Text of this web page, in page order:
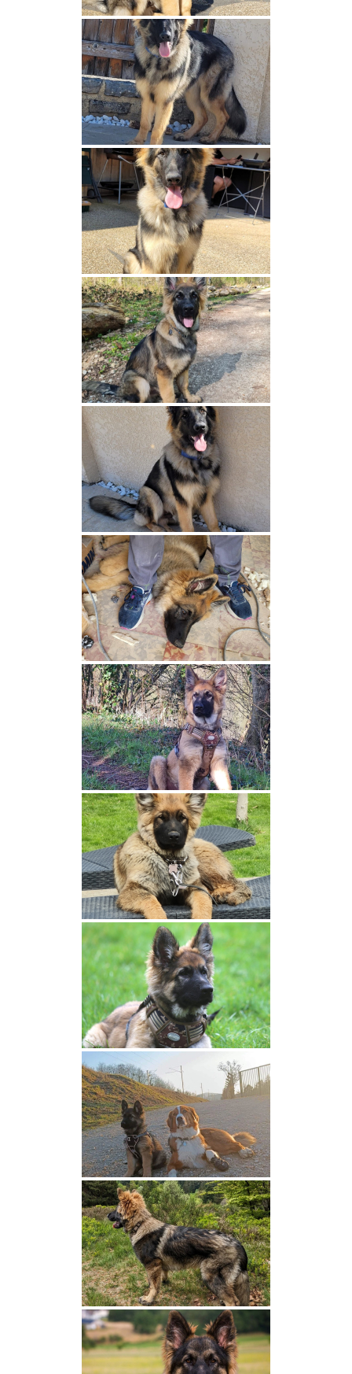
RETRIEVERS DE LA NOUVELLE ECOSSE
La race
Le standard
Tests de santé
Caractère et morphologie
Sélection et besoins
Nos femelles
Lupus Dei Shelby
Légende Red Fox des Couleurs
d’Autumn
Lupus Dei Uma
U’Catan Red Fox des Couleurs
d’Autumn
Dunfield’s My Canadian dream
Vaïana Red Fox des Couleurs d’Autumn
Nos mâles
Seven Nation Army Di Casa Toller
Dunfield’s Bigleaf Maple Syrup
Tom Red Fox des Couleurs d’Autumn
Nos espoirs
Brioche Paquita Red Fox des Couleurs
d’Autumn
Azel Des Dragons de Sologne
Nos retraités
Rdeca Fox des Terres du Phénix
LES PORTÉES
Portées à venir
Niagara et Lias
Légende et Vancouver
Una et Chono
Loupa et Païko
Portées archivées
2026
Texas et Togo
Shaée et Ubaye